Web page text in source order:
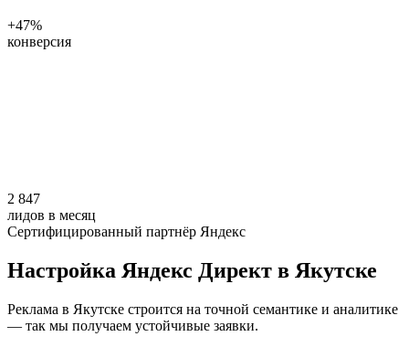
+47%
конверсия
2 847
лидов в месяц
Сертифицированный партнёр Яндекс
Настройка Яндекс Директ в Якутске
Реклама в Якутске строится на точной семантике и аналитике
— так мы получаем устойчивые заявки.